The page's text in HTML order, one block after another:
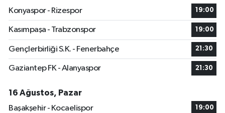
Konyaspor - Rizespor
19:00
Kasımpaşa - Trabzonspor 19:00
Gençlerbirliği S.K. - Fenerbahçe 21:30
Gaziantep FK - Alanyaspor 21:30
16 Ağustos, Pazar
Başakşehir - Kocaelispor
19:00